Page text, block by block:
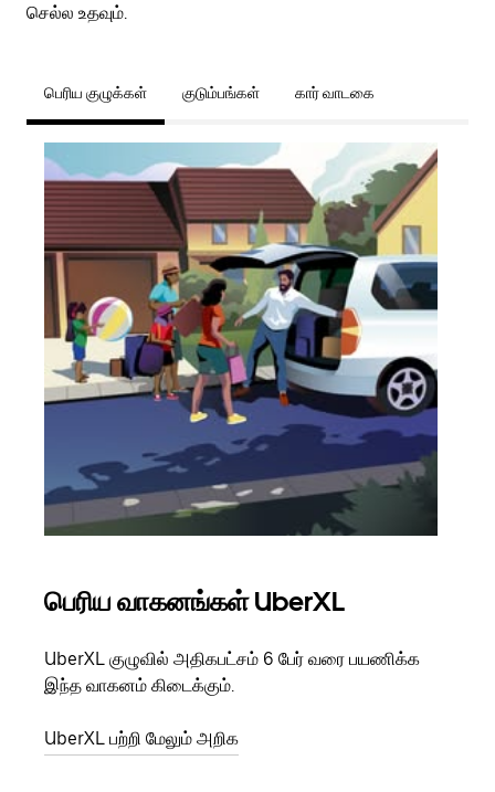
செல்ல உதவும்.
பெரிய குழுக்கள் குடும்பங்கள் கார் வாடகை
பெரிய வாகனங்கள் UberXL
UberXL குழுவில் அதிகபட்சம் 6 பேர் வரை பயணிக்க
இந்த வாகனம் கிடைக்கும்.
UberXL பற்றி மேலும் அறிக